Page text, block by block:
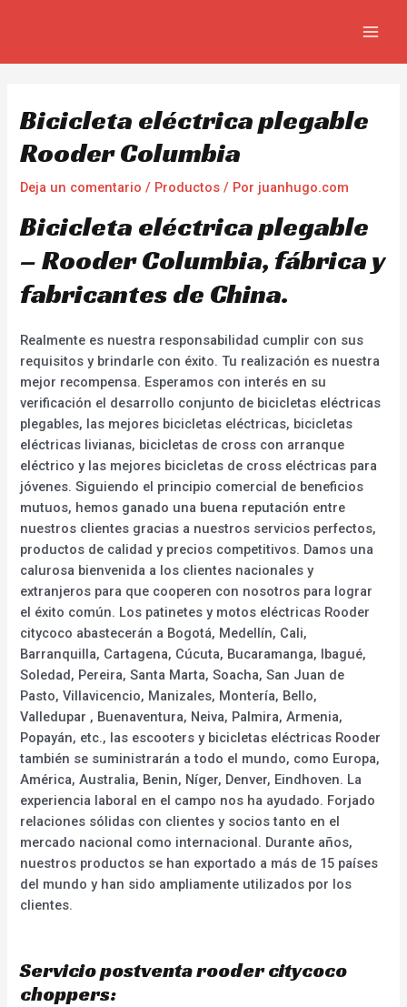
Bicicleta eléctrica plegable
Rooder Columbia
Deja un comentario / Productos / Por juanhugo.com
Bicicleta eléctrica plegable
– Rooder Columbia, fábrica y
fabricantes de China.
Realmente es nuestra responsabilidad cumplir con sus
requisitos y brindarle con éxito. Tu realización es nuestra
mejor recompensa. Esperamos con interés en su
verificación el desarrollo conjunto de bicicletas eléctricas
plegables, las mejores bicicletas eléctricas, bicicletas
eléctricas livianas, bicicletas de cross con arranque
eléctrico y las mejores bicicletas de cross eléctricas para
jóvenes. Siguiendo el principio comercial de beneficios
mutuos, hemos ganado una buena reputación entre
nuestros clientes gracias a nuestros servicios perfectos,
productos de calidad y precios competitivos. Damos una
calurosa bienvenida a los clientes nacionales y
extranjeros para que cooperen con nosotros para lograr
el éxito común. Los patinetes y motos eléctricas Rooder
citycoco abastecerán a Bogotá, Medellín, Cali,
Barranquilla, Cartagena, Cúcuta, Bucaramanga, Ibagué,
Soledad, Pereira, Santa Marta, Soacha, San Juan de
Pasto, Villavicencio, Manizales, Montería, Bello,
Valledupar , Buenaventura, Neiva, Palmira, Armenia,
Popayán, etc., las escooters y bicicletas eléctricas Rooder
también se suministrarán a todo el mundo, como Europa,
América, Australia, Benin, Níger, Denver, Eindhoven. La
experiencia laboral en el campo nos ha ayudado. Forjado
relaciones sólidas con clientes y socios tanto en el
mercado nacional como internacional. Durante años,
nuestros productos se han exportado a más de 15 países
del mundo y han sido ampliamente utilizados por los
clientes.
Servicio postventa rooder citycoco
choppers: